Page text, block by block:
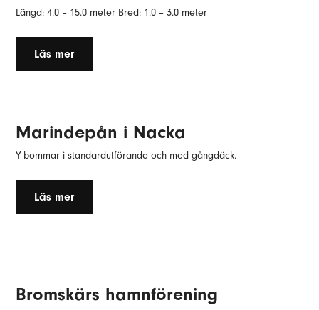
Längd: 4.0 – 15.0 meter Bred: 1.0 – 3.0 meter
Läs mer
Marindepån i Nacka
Y-bommar i standardutförande och med gångdäck.
Läs mer
Bromskärs hamnförening